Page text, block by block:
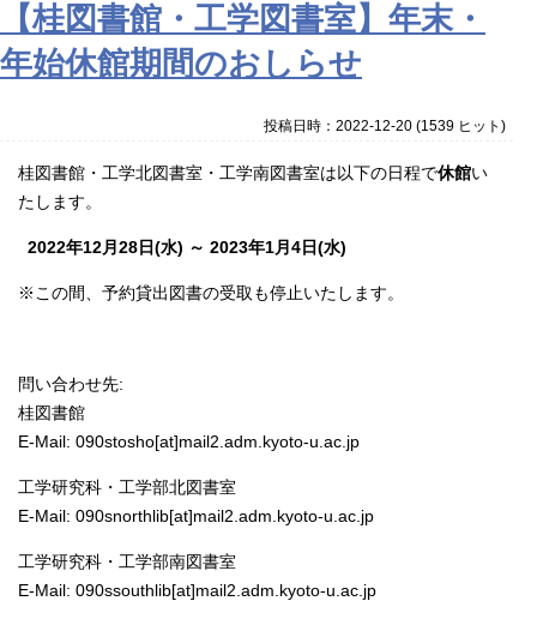
【桂図書館・工学図書室】年末・
年始休館期間のおしらせ
投稿日時：2022-12-20(1539 ヒット )
桂図書館・工学北図書室・工学南図書室は以下の日程で休館い
たします。
2022年12月28日(水) ～ 2023年1月4日(水)
※この間、予約貸出図書の受取も停止いたします。
問い合わせ先:
桂図書館
E-Mail: 090stosho[at]mail2.adm.kyoto-u.ac.jp
工学研究科・工学部北図書室
E-Mail: 090snorthlib[at]mail2.adm.kyoto-u.ac.jp
工学研究科・工学部南図書室
E-Mail: 090ssouthlib[at]mail2.adm.kyoto-u.ac.jp